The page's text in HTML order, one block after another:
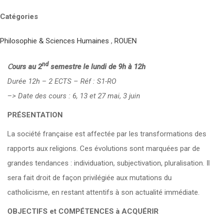
Catégories
Philosophie & Sciences Humaines , ROUEN
Cours au 2nd semestre le lundi de 9h à 12h
Durée 12h – 2 ECTS – Réf : S1-RO
–> Date des cours : 6, 13 et 27 mai, 3 juin
PRÉSENTATION
La société française est affectée par les transformations des
rapports aux religions. Ces évolutions sont marquées par de
grandes tendances : individuation, subjectivation, pluralisation. Il
sera fait droit de façon privilégiée aux mutations du
catholicisme, en restant attentifs à son actualité immédiate.
OBJECTIFS et COMPÉTENCES à ACQUÉRIR